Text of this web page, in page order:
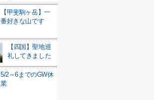
【甲斐駒ヶ岳】一
番好きな山です
【四国】聖地巡
礼してきました
5/2～6までのGW休
業